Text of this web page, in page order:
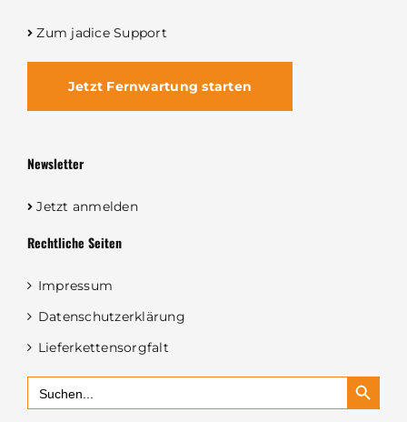
Zum jadice Support
Jetzt Fernwartung starten
Newsletter
Jetzt anmelden
Rechtliche Seiten
Impressum
Datenschutzerklärung
Lieferkettensorgfalt
Search
for:
Search Button